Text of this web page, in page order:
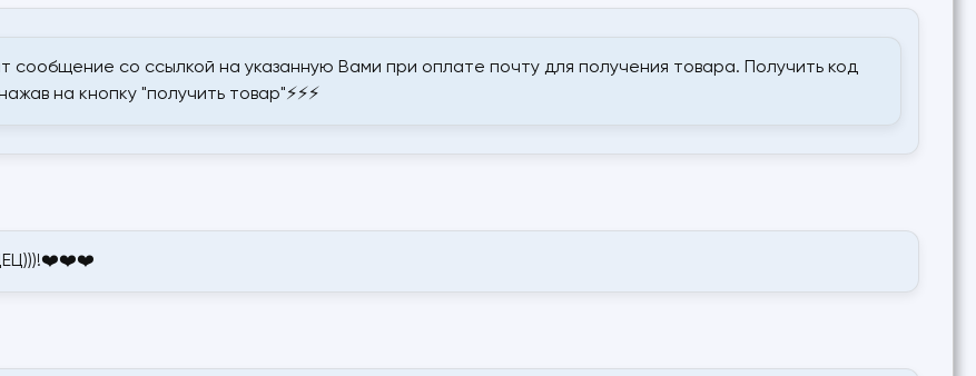
сообщение со ссылкой на указанную Вами при оплате почту для получения товара. Получить код
на кнопку "получить товар"⚡⚡⚡